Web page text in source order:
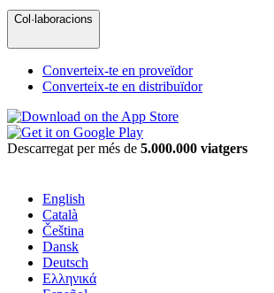
Col·laboracions
Converteix-te en proveïdor
Converteix-te en distribuïdor
Descarregat per més de 5.000.000 viatgers
English
Català
Čeština
Dansk
Deutsch
Ελληνικά